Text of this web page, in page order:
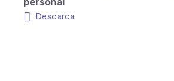
Descarca